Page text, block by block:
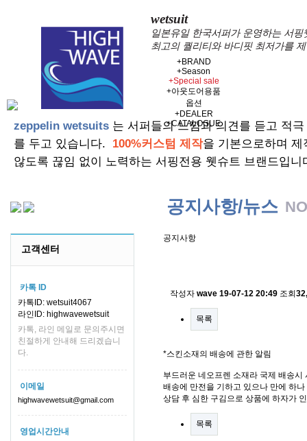
wetsuit
일본유일 한국서퍼가 운영하는 서
최고의 퀄리티와 바디핏 최저가를
+BRAND
+Season
+Special sale
+아웃도어용품
옵션
+DEALER
+CATALOGUE
zeppelin wetsuits 는 서퍼들의 느낌과 의견를 듣고 적
를 두고 있습니다. 100%커스텀 제작을 기본으로하며
않도록 끊임 없이 노력하는 서핑전용 웻슈트 브랜드입니
고객센터
카톡 ID
카톡ID: wetsuit4067
라인ID: highwavewetsuit
카톡, 라인 메일로 문의주시면
친절하게 안내해 드리겠습니
다.
이메일
highwavewetsuit@gmail.com
영업시간안내
공지사항/뉴스
공지사항
작성자 wave 19-07-12 20:49 조회
목록
*스킨소재의 배송에 관한 알림
부드러운 네오프렌 소재라 국제 배송
배송에 만전을 기하고 있으나 만에 하
상담 후 심한 구김으로 상품에 하자가
목록